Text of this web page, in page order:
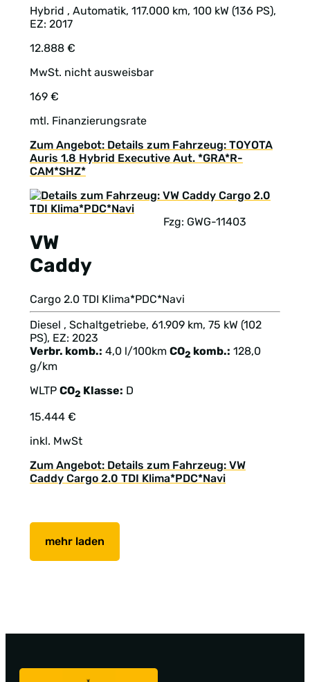
Hybrid , Automatik, 117.000 km, 100 kW (136 PS),
EZ: 2017
12.888 €
MwSt. nicht ausweisbar
169 €
mtl. Finanzierungsrate
Zum Angebot: Details zum Fahrzeug: TOYOTA
Auris 1.8 Hybrid Executive Aut. *GRA*R-
CAM*SHZ*
VW
Caddy
Fzg: GWG-11403
Cargo 2.0 TDI Klima*PDC*Navi
Diesel , Schaltgetriebe, 61.909 km, 75 kW (102
PS), EZ: 2023
Verbr. komb.: 4,0 l/100km CO2 komb.: 128,0
g/km
WLTP CO2 Klasse: D
15.444 €
inkl. MwSt
Zum Angebot: Details zum Fahrzeug: VW
Caddy Cargo 2.0 TDI Klima*PDC*Navi
mehr laden